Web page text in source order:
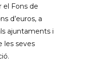
el Fons de
d’euros, a
ajuntaments i
les seves